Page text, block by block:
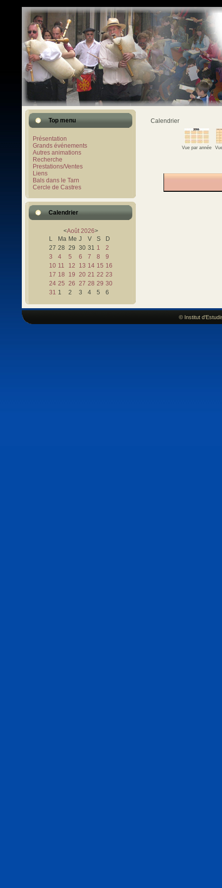
Top menu
Présentation
Grands événements
Autres animations
Recherche
Prestations/Ventes
Liens
Bals dans le Tarn
Cercle de Castres
Calendrier
<Août 2026>
L
Ma Me J V S
D
27 28 29 30 31 1
2
3
4 5 6 7 8
9
10 11 12 13 14 15 16
17 18 19 20 21 22 23
24 25 26 27 28 29 30
31 1 2 3 4 5 6
Calendrier
Vue par année
© Institut